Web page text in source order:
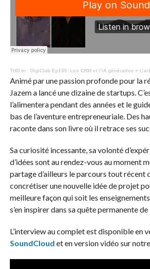
THD.tn· DigiClub Ep155: Les CRM et l’IA générative +
Animé par une passion profonde pour la
Jazema lancé une dizaine destartups.
l’alimentera pendant des années et le
bas de l’aventure entrepreneuriale.Des
raconte dans son livre où il retrace ses
Sa curiosité incessante, sa volonté
d’idées sont au rendez-vous au moment
partage d’ailleurs le parcours tout récent
concrétiser une nouvelle idée de projet
meilleure façon qui soit les
s’en inspirer dans sa quête permanente de
L’interview au complet est disponible en
SoundCloud et en version vidéo sur